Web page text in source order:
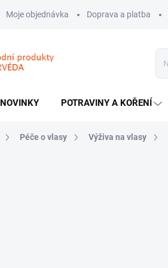
Moje objednávka Doprava a platba
NOVINKY POTRAVINY A KOŘENÍ
Péče o vlasy Výživa na vlasy